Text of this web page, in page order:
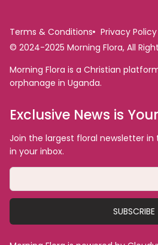
Terms & Conditions
Privacy Policy
© 2024-2025 Morning Flora, All
Morning Flora is a Christian
orphanage in Uganda.
Exclusive News is
Join the largest floral newsletter in
in your inbox.
SUBSCRIBE